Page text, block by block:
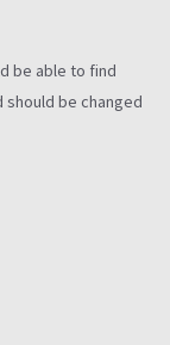
be able to find
be changed